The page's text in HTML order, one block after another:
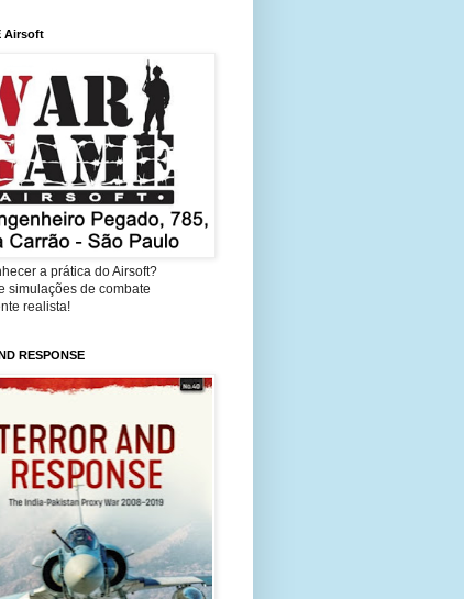
Airsoft
a prática do Airsoft?
simulações de combate
realista!
RESPONSE